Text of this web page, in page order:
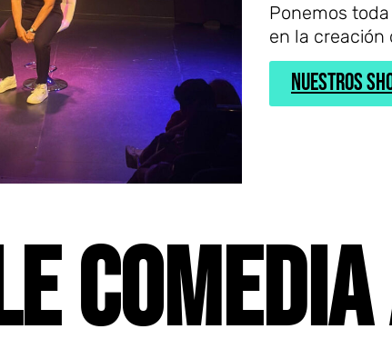
Ponemos
en la
Nuestros